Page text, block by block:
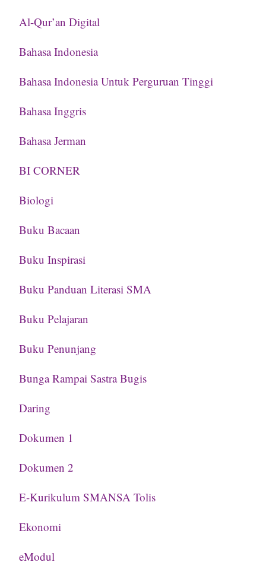
Al-Qur’an Digital
Bahasa Indonesia
Bahasa Indonesia Untuk Perguruan Tinggi
Bahasa Inggris
Bahasa Jerman
BI CORNER
Biologi
Buku Bacaan
Buku Inspirasi
Buku Panduan Literasi SMA
Buku Pelajaran
Buku Penunjang
Bunga Rampai Sastra Bugis
Daring
Dokumen 1
Dokumen 2
E-Kurikulum SMANSA Tolis
Ekonomi
eModul